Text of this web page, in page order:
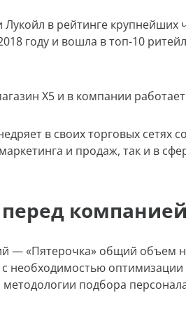
в рейтинге крупнейших
году и вошла в топ-10
Х5 и в компании
в своих торговых сетях
и продаж, так и в
компанией
— «Пятерочка» общий объем
с необходимостью
подбора